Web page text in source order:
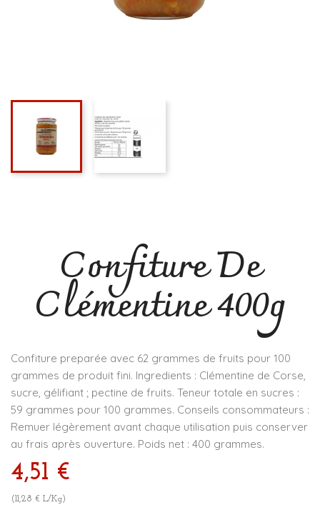
Confiture De
Clémentine 400g
4,51 €
(11,28 € L/Kg)
Confiture preparée avec 62 grammes de fruits pour 100
grammes de produit fini. Ingredients : Clémentine de Corse,
sucre, gélifiant ; pectine de fruits. Teneur totale en sucres :
59 grammes pour 100 grammes. Conseils consommateurs :
Remuer légèrement avant chaque utilisation puis conserver
au frais après ouverture. Poids net : 400 grammes.